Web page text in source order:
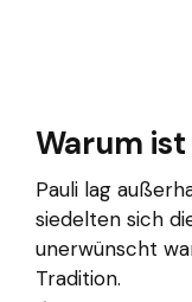
Warum ist
Pauli lag
siedelten sich
unerwünscht
Tradition.